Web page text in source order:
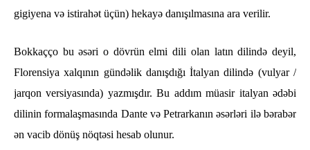
gigiyena və istirahət üçün) hekayə danışılmasına ara verilir.
Bokkaçço bu əsəri o dövrün elmi dili olan latın dilində deyil,
Florensiya xalqının gündəlik danışdığı İtalyan dilində (vulyar /
jarqon versiyasında) yazmışdır. Bu addım müasir italyan ədəbi
dilinin formalaşmasında Dante və Petrarkanın əsərləri ilə bərabər
ən vacib dönüş nöqtəsi hesab olunur.